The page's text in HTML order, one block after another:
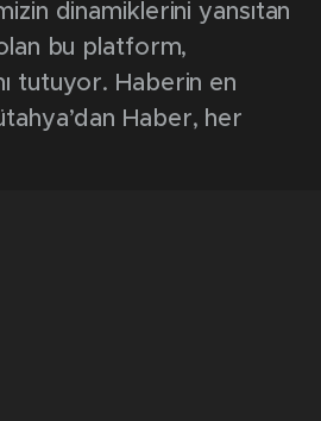
dinamiklerini yansıtan
olan bu platform,
tutuyor. Haberin en
Haber, her